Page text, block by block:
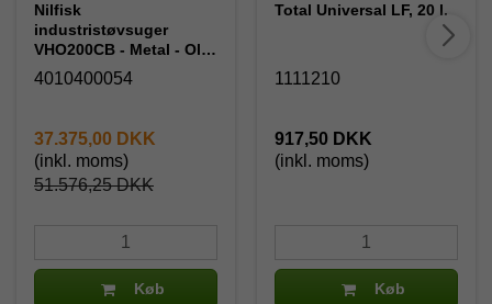
Nilfisk
industristøvsuger
VHO200CB - Metal - Olie
og spåner
4010400054
51.576,25 DKK
37.375,00 DKK
(inkl. moms)
Køb
Total Universal LF, 20 l.
1111210
917,50 DKK
(inkl. moms)
Køb